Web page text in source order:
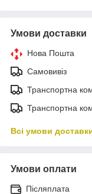
Умови доставки
Нова Пошта
Самовивіз
Транспортна
Транспортна
Всі умови
Умови оплати
Післяплата